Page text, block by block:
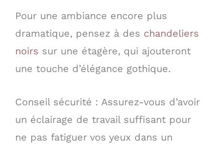
Pour une ambiance encore plus
dramatique, pensez à des chandeliers
noirs sur une étagère, qui ajouteront
une touche d’élégance gothique.
Conseil sécurité : Assurez-vous d’avoir
un éclairage de travail suffisant pour
ne pas fatiguer vos yeux dans un